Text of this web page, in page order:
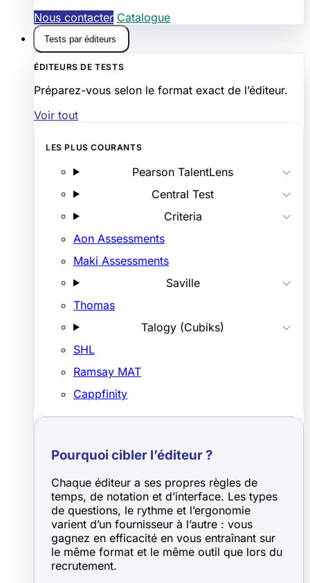
Nous contacter Catalogue
Tests par éditeurs
ÉDITEURS DE TESTS
Préparez-vous selon le format exact de l’éditeur.
Voir tout
LES PLUS COURANTS
Pearson TalentLens
Central Test
Criteria
Aon Assessments
Maki Assessments
Saville
Thomas
Talogy (Cubiks)
SHL
Ramsay MAT
Cappfinity
Pourquoi cibler l’éditeur ?
Chaque éditeur a ses propres règles de
temps, de notation et d’interface. Les types
de questions, le rythme et l’ergonomie
varient d’un fournisseur à l’autre : vous
gagnez en efficacité en vous entraînant sur
le même format et le même outil que lors du
recrutement.